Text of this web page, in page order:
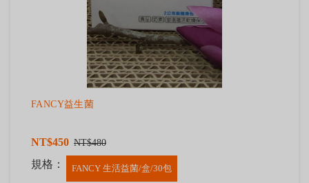
FANCY益生菌
NT$450 NT$480
規格： FANCY 生活益菌/盒/30包